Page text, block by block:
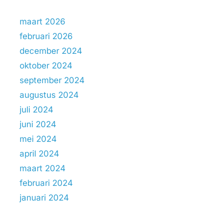
maart 2026
februari 2026
december 2024
oktober 2024
september 2024
augustus 2024
juli 2024
juni 2024
mei 2024
april 2024
maart 2024
februari 2024
januari 2024